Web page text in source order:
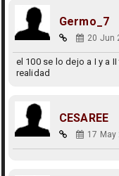
Germo_7
20 Jun
el 100 se lo dejo a I y a
realidad
CESAREE
17 May